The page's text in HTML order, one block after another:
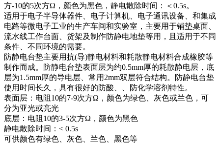
方-10的5次方Ω，颜色为黑色，静电散除时间：＜0.5s。
适用于电子半导体器件、电子计算机、电子通讯设备、和集成
电路等微电子工业的生产车间和实验室，主要用于铺垫桌面、
流水线工作台面、货架及制作防静电地垫等用，且适用于不同
条件、不同环境的需要。
防静电台垫主要用抗(导)静电材料和耗散静电材料合成橡胶等
制作而成。防静电台垫表面层为约0.5mm厚的耗散静电层，底
层为1.5mm厚的导电层、常用2mm双层符合结构。防静电台垫
使用时间长久，具有很好的防酸、、防化学溶剂特性。
表面层：电阻10的7-9次方Ω，颜色为绿色、灰色或兰色，可
分为亚光或亮光
底层：电阻10的3-5次方Ω，颜色为黑色
静电散除时间：< 0.5s
可供颜色有绿色、灰色、兰色、黑色等